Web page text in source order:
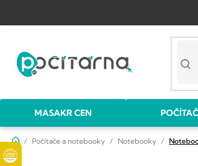
obsah
MASAKR CEN
DomůPočítače a notebooky Notebooky